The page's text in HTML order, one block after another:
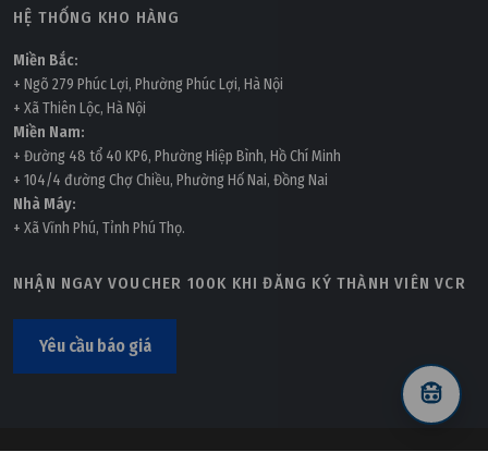
HỆ THỐNG KHO HÀNG
Miền Bắc:
+ Ngõ 279 Phúc Lợi, Phường Phúc Lợi, Hà Nội
+ Xã Thiên Lộc, Hà Nội
Miền Nam:
+ Đường 48 tổ 40 KP6, Phường Hiệp Bình, Hồ Chí Minh
+ 104/4 đường Chợ Chiều, Phường Hố Nai, Đồng Nai
Nhà Máy:
+ Xã Vĩnh Phú, Tỉnh Phú Thọ.
NHẬN NGAY VOUCHER 100K KHI ĐĂNG KÝ THÀNH VIÊN VCR
Yêu cầu báo giá